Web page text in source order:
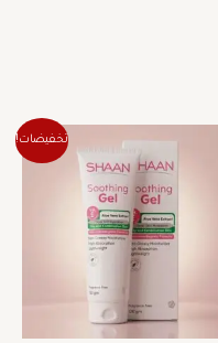
تخفيضات!
الأصلي
هو:
240 ج.م.
السعر
الحالي